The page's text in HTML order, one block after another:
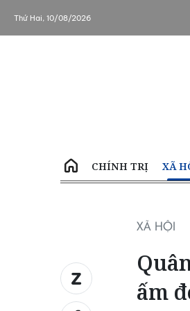
Thứ Hai, 10/08/2026
CHÍNH TRỊ XÃ
XÃ HỘI
ấm